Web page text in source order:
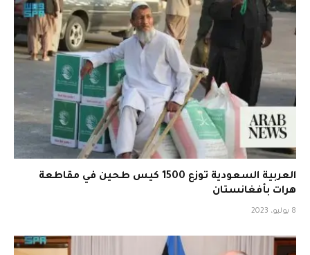
العربية السعودية توزع 1500 كيس طحين في مقاطعة
هرات بأفغانستان
8 يوليو، 2023